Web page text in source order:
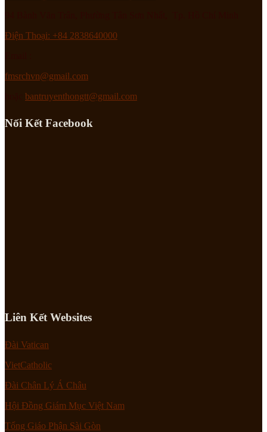
Điện Thoại: +84 2838640000
fmsrchvn@gmail.com
bantruyenthongtt@gmail.com
Nối Kết Facebook
Liên Kết Websites
Đài Vatican
VietCatholic
Đài Chân Lý Á Châu
Hội Đồng Giám Mục Việt Nam
Tổng Giáo Phận Sài Gòn